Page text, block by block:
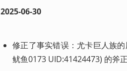
2025-06-30
修正了事实错误： 尤卡巨人族
鱿鱼0173 UID:41424473) 的斧正